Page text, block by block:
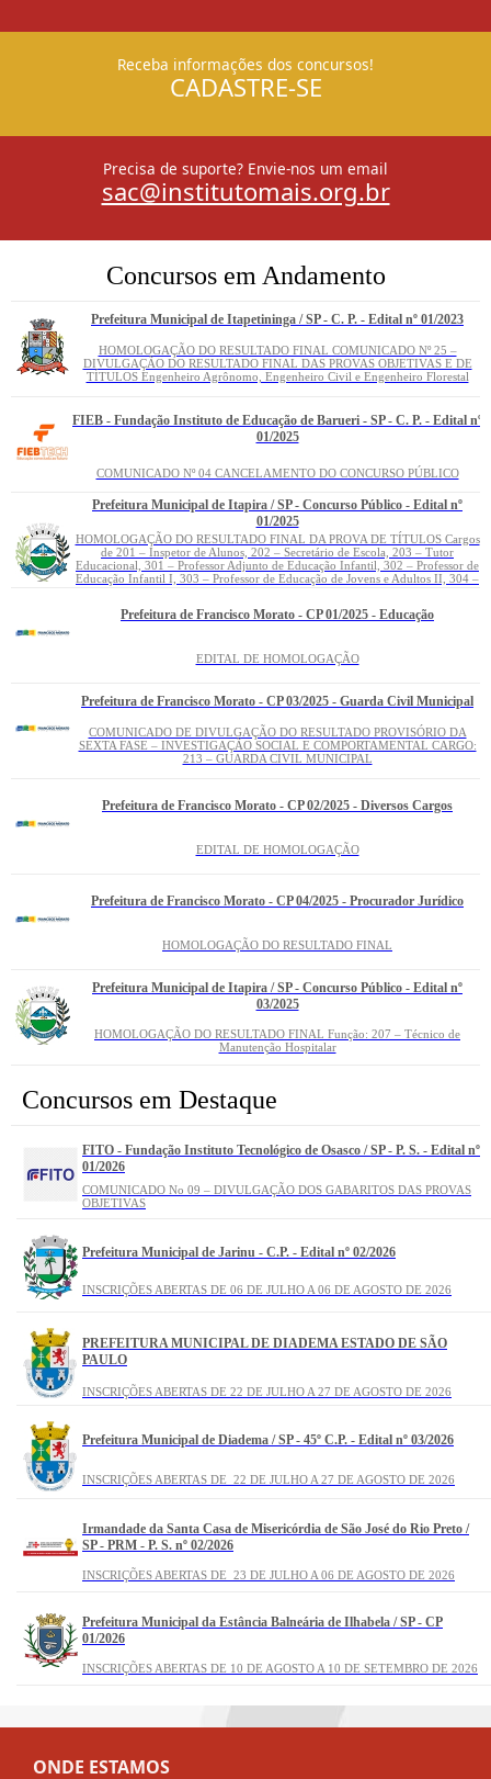
Receba informações dos concursos!
CADASTRE-SE
Precisa de suporte? Envie-nos um email
sac@institutomais.org.br
Concursos em Andamento
Prefeitura Municipal de Itapetininga / SP - C. P. - Edital nº 01/2023
HOMOLOGAÇÃO DO RESULTADO FINAL COMUNICADO Nº 25 –
DIVULGAÇÃO DO RESULTADO FINAL DAS PROVAS OBJETIVAS E DE
TÍTULOS Engenheiro Agrônomo, Engenheiro Civil e Engenheiro Florestal
FIEB - Fundação Instituto de Educação de Barueri - SP - C. P. - Edital nº
01/2025
COMUNICADO Nº 04 CANCELAMENTO DO CONCURSO PÚBLICO
Prefeitura Municipal de Itapira / SP - Concurso Público - Edital nº
01/2025
HOMOLOGAÇÃO DO RESULTADO FINAL DA PROVA DE TÍTULOS Cargos
de 201 – Inspetor de Alunos, 202 – Secretário de Escola, 203 – Tutor
Educacional, 301 – Professor Adjunto de Educação Infantil, 302 – Professor de
Educação Infantil I, 303 – Professor de Educação de Jovens e Adultos II, 304 –
Prefeitura de Francisco Morato - CP 01/2025 - Educação
EDITAL DE HOMOLOGAÇÃO
Prefeitura de Francisco Morato - CP 03/2025 - Guarda Civil Municipal
COMUNICADO DE DIVULGAÇÃO DO RESULTADO PROVISÓRIO DA
SEXTA FASE – INVESTIGAÇÃO SOCIAL E COMPORTAMENTAL CARGO:
213 – GUARDA CIVIL MUNICIPAL
Prefeitura de Francisco Morato - CP 02/2025 - Diversos Cargos
EDITAL DE HOMOLOGAÇÃO
Prefeitura de Francisco Morato - CP 04/2025 - Procurador Jurídico
HOMOLOGAÇÃO DO RESULTADO FINAL
Prefeitura Municipal de Itapira / SP - Concurso Público - Edital nº
03/2025
HOMOLOGAÇÃO DO RESULTADO FINAL Função: 207 – Técnico de
Manutenção Hospitalar
Prefeitura Municipal de Itatiba / SP - P. S. - Edital nº 05/2025
​​​​​​​EMPREGOS: 301 – PROFESSOR DE DESENVOLVIMENTO INFANTIL (PDI);
302 – PROFESSOR DE EDUCAÇÃO INFANTIL (PEI); 303 – PROFESSOR DE
EDUCAÇÃO BÁSICA – PEB II: CIÊNCIAS; 307 – PROFESSOR DE
EDUCAÇÃO BÁSICA – PEB II: EDUCAÇÃO FÍSICA; 308 – PROFESSOR DE
EDUCAÇÃO BÁSICA – PEB II: GEOGRAFIA; 309 – PROFESSOR DE
EDUCAÇÃO BÁSICA – PEB II: HISTÓRIA; 310 – PROFESSOR DE
BÁSICA – PEB II: LÍNGUA PORTUGUESA TERMO DE HOMOLOGAÇÃO
Prefeitura Municipal de Santa Gertrudes / SP - C.P. - Edital nº 01/2025
CRAISA - C.P. - Edital 01/2025
ELETRICISTA E 312 – FISCAL DE COMÉRCIO VAREJISTA E ATACADISTA
– ASSISTENTE TÉCNICO PEDAGÓGICO – MATEMÁTICA
Prefeitura Municipal de Jarinu - C.P. - Edital nº 01/2026
RETIFICAÇÃO Nº 04
Concursos em Destaque
FITO - Fundação Instituto Tecnológico de Osasco / SP - P. S. - Edital nº
01/2026
COMUNICADO No 09 – DIVULGAÇÃO DOS GABARITOS DAS PROVAS
OBJETIVAS
Prefeitura Municipal de Jarinu - C.P. - Edital nº 02/2026
INSCRIÇÕES ABERTAS DE 06 DE JULHO A 06 DE AGOSTO DE 2026
PREFEITURA MUNICIPAL DE DIADEMA ESTADO DE SÃO
PAULO
INSCRIÇÕES ABERTAS DE 22 DE JULHO A 27 DE AGOSTO DE 2026
Prefeitura Municipal de Diadema / SP - 45º C.P. - Edital nº 03/2026
INSCRIÇÕES ABERTAS DE 22 DE JULHO A 27 DE AGOSTO DE 2026
Irmandade da Santa Casa de Misericórdia de São José do Rio Preto /
SP - PRM - P. S. nº 02/2026
INSCRIÇÕES ABERTAS DE 23 DE JULHO A 06 DE AGOSTO DE 2026
Prefeitura Municipal da Estância Balneária de Ilhabela / SP - CP
01/2026
INSCRIÇÕES ABERTAS DE 10 DE AGOSTO A 10 DE SETEMBRO DE 2026
ONDE ESTAMOS